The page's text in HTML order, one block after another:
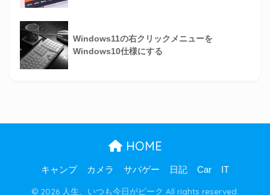
Windows11の右クリックメニューを
Windows10仕様にする
HOME
キャンプ カメラ サバゲー 日記 Car IT
© 2026 人生、いつも今日がピーク All rights reserved.